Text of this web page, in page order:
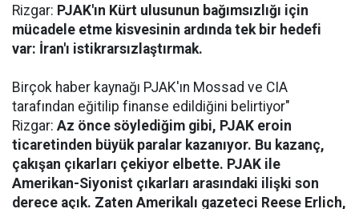
Rizgar: PJAK'ın Kürt ulusunun bağımsızlığı için
mücadele etme kisvesinin ardında tek bir hedefi
var: İran'ı istikrarsızlaştırmak.
Birçok haber kaynağı PJAK'ın Mossad ve CIA
tarafından eğitilip finanse edildiğini belirtiyor"
Rizgar: Az önce söylediğim gibi, PJAK eroin
ticaretinden büyük paralar kazanıyor. Bu kazanç,
çakışan çıkarları çekiyor elbette. PJAK ile
Amerikan-Siyonist çıkarları arasındaki ilişki son
derece açık. Zaten Amerikalı gazeteci Reese Erlich,